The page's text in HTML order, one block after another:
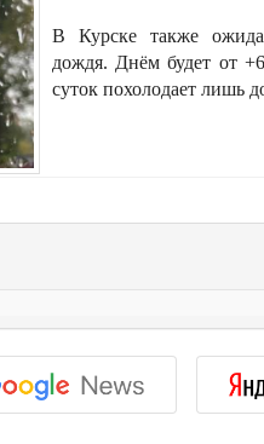
В Курске также
дождя. Днём будет от
суток похолодает лишь